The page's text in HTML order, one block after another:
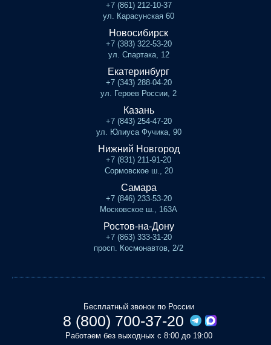
+7 (861) 212-10-37
ул. Карасунская 60
Новосибирск
+7 (383) 322-53-20
ул. Спартака, 12
Екатеринбург
+7 (343) 288-04-20
ул. Героев России, 2
Казань
+7 (843) 254-47-20
ул. Юлиуса Фучика, 90
Нижний Новгород
+7 (831) 211-91-20
Сормовское ш., 20
Самара
+7 (846) 233-53-20
Московское ш., 163А
Ростов-на-Дону
+7 (863) 333-31-20
просп. Космонавтов, 2/2
Бесплатный звонок по России
8 (800) 700-37-20
Работаем без выходных с 8:00 до 19:00